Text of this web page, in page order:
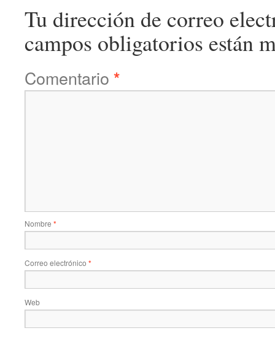
Tu dirección de correo
campos obligatorios están
Comentario *
Nombre *
Correo electrónico *
Web